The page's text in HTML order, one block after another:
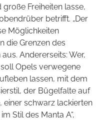
Freiheiten lasse,
betrifft. „Der
Möglichkeiten
die Grenzen des
Andererseits: Wer,
Opels verwegene
lassen, mit dem
der Bügelfalte auf
einer schwarz lackierten
Stil des Manta A“,